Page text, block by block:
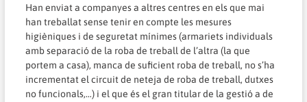
Han enviat a companyes a altres centres en els que mai
han treballat sense tenir en compte les mesures
higièniques i de seguretat mínimes (armariets individuals
amb separació de la roba de treball de l’altra (la que
portem a casa), manca de suficient roba de treball, no s’ha
incrementat el circuit de neteja de roba de treball, dutxes
no funcionals,…) i el que és el gran titular de la gestió a de